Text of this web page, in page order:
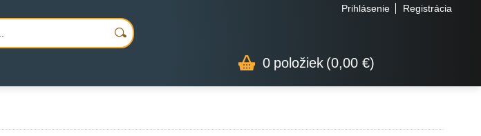
Prihlásenie Registrácia
0 položiek (0,00 €)